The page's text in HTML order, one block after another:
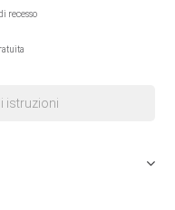
recesso
istruzioni